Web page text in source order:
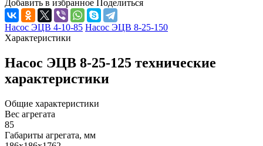
Добавить в избранное Поделиться
Насос ЭЦВ 4-10-85 Насос ЭЦВ 8-25-150
Характеристики
Насос ЭЦВ 8-25-125 технические
характеристики
Общие характеристики
Вес агрегата
85
Габариты агрегата, мм